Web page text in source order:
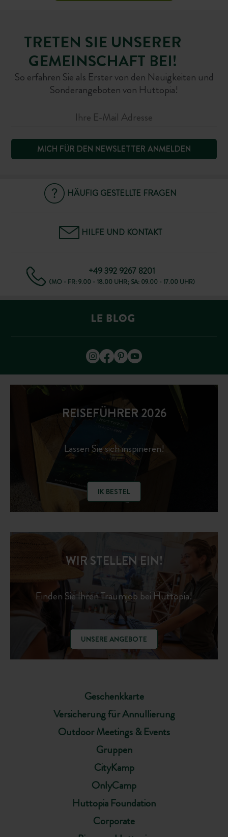
TRETEN SIE UNSERER
GEMEINSCHAFT BEI!
So erfahren Sie als Erster von den Neuigkeiten und
Sonderangeboten von Huttopia!
MICH FÜR DEN NEWSLETTER ANMELDEN
HÄUFIG GESTELLTE FRAGEN
HILFE UND KONTAKT
+49 392 9267 8201
(MO - FR: 9.00 - 18.00 UHR; SA: 09.00 - 17.00 UHR)
REISEFÜHRER 2026
Lassen Sie sich inspirieren!
IK BESTEL
Geschenkkarte
Versicherung für Annullierung
Outdoor Meetings & Events
Gruppen
CityKamp
OnlyCamp
Huttopia Foundation
Corporate
WIR STELLEN EIN!
Finden Sie Ihren Traumjob bei Huttopia!
UNSERE ANGEBOTE